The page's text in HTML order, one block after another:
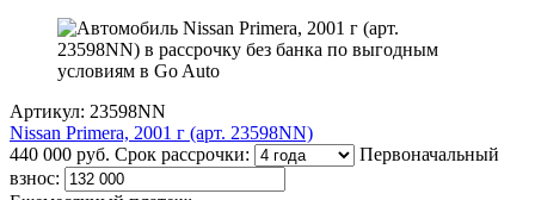
Артикул: 23598NN
Nissan Primera, 2001 г (арт. 23598NN)
440 000 руб. Срок рассрочки:
Первоначальный
взнос: